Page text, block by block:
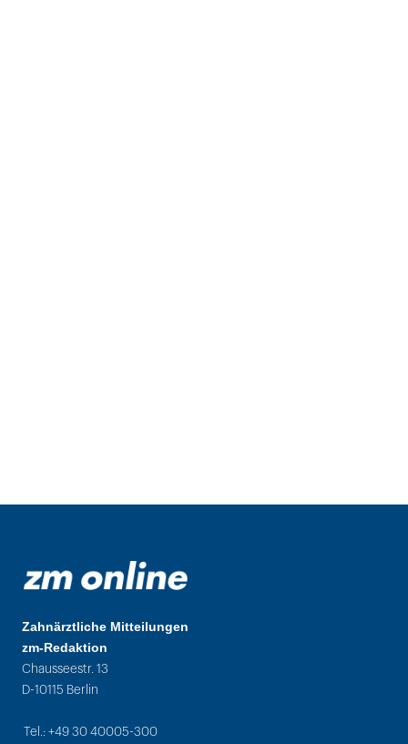
Zahnärztliche Mitteilungen
zm-Redaktion
Chausseestr. 13
D-10115 Berlin
Tel.: +49 30 40005-300